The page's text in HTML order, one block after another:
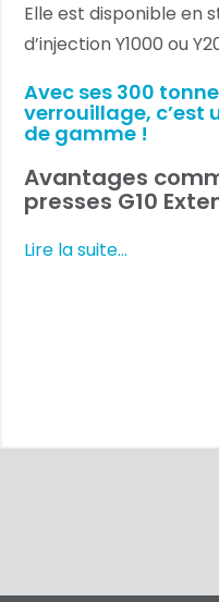
Elle est disponible en
d’injection Y1000 ou
Avec ses 300
verrouillage,
de gamme !
Avantages
presses G10
Lire la suite...